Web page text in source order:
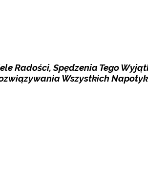
Radości, Spędzenia Tego
Wszystkich